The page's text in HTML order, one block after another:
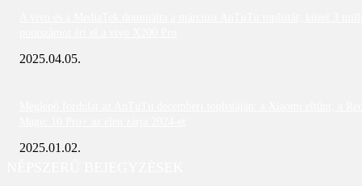
2025.04.05.
2025.01.02.